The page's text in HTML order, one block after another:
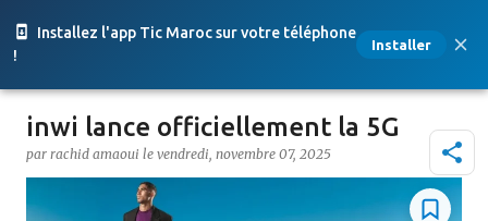
Installez l'app Tic Maroc sur votre téléphone
!
Installer
Accéder au contenu principal
inwi lance officiellement la 5G
par rachid amaoui le vendredi, novembre 07, 2025